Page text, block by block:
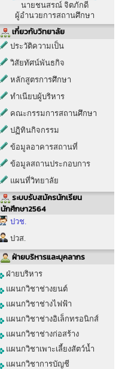
นายชนสรณ์ จิตภักดี
ผู้อำนวยการสถานศึกษา
เกี่ยวกับวิทยาลัย
ประวัติความเป็น
วิสัยทัศน์พันธกิจ
หลักสูตรการศึกษา
ทำเนียบผู้บริหาร
คณะกรรมการสถานศึกษา
ปฏิทินกิจกรรม
ข้อมูลอาคารสถานที่
ข้อมูลสถานประกอบการ
แผนที่วิทยาลัย
ระบบรับสมัครนักเรียน
นักศึกษา2564
ปวช.
ปวส.
ฝ่ายบริหารและบุคลากร
ฝ่ายบริหาร
แผนกวิชาช่างยนต์
แผนกวิชาช่างไฟฟ้า
แผนกวิชาช่างอิเล็กทรอนิกส์
แผนกวิชาช่างก่อสร้าง
แผนกวิชาเพาะเลี้ยงสัตว์น้ำ
แผนกวิชาการบัญชี